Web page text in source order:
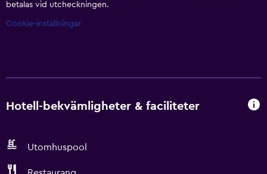
betalas vid utcheckningen.
Cookie-inställningar
Hotell-bekvämligheter & faciliteter
Utomhuspool